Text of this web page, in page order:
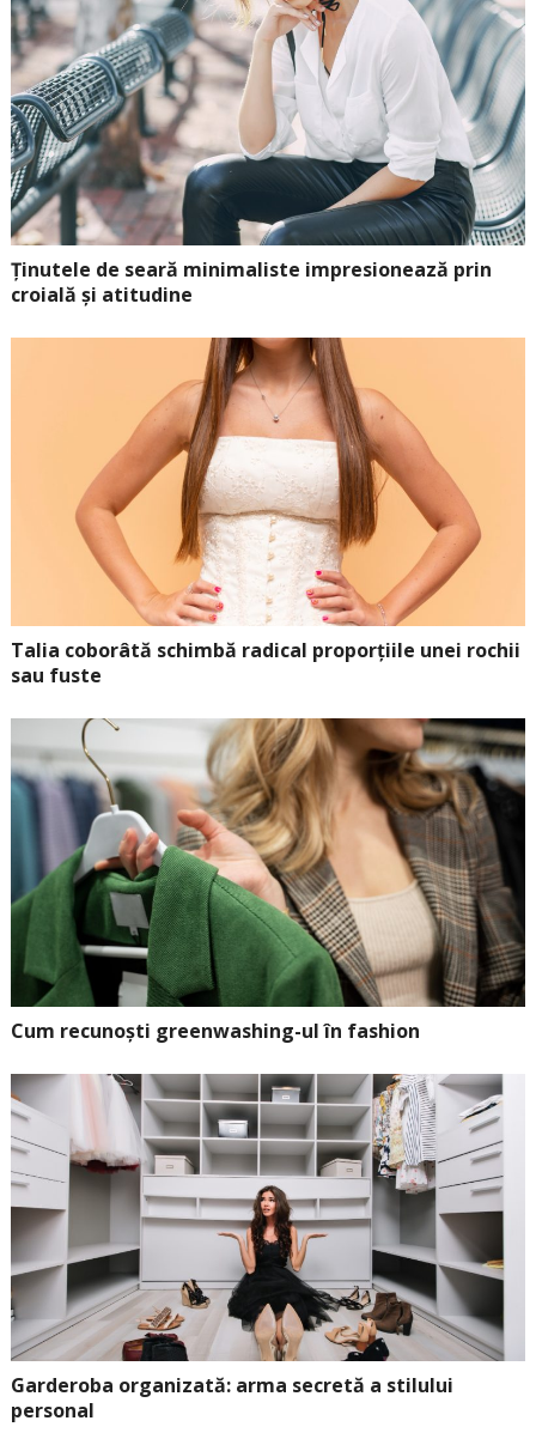
Ținutele de seară minimaliste impresionează prin
croială și atitudine
Talia coborâtă schimbă radical proporțiile unei rochii
sau fuste
Cum recunoști greenwashing-ul în fashion
Garderoba organizată: arma secretă a stilului
personal